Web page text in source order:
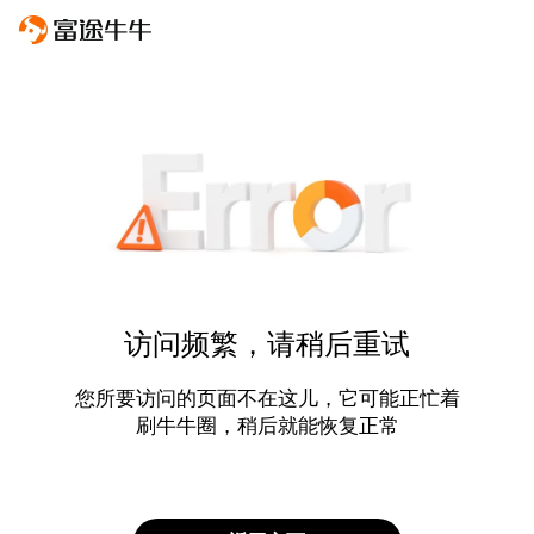
访问频繁，请稍后重试
您所要访问的页面不在这儿，它可能正忙着
刷牛牛圈，稍后就能恢复正常